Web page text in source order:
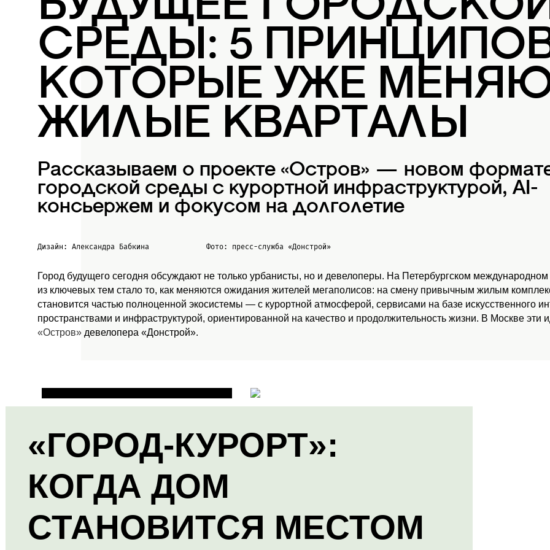
СРЕДЫ: 5
КОТОРЫЕ УЖЕ
ЖИЛЫЕ КВАРТАЛЫ
Рассказываем о проекте «Остров» — новом
городской среды с курортной инфраструктурой, AI-
консьержем и фокусом на долголетие
Дизайн: Александра Бабкина Фото: пресс-служба «Донстрой»
Город будущего сегодня обсуждают не только урбанисты, но и девелоперы. На Петербургском
из ключевых тем стало то, как меняются ожидания жителей мегаполисов: на смену привычным жилым
становится частью полноценной экосистемы — с курортной атмосферой, сервисами на базе искусственного
пространствами и инфраструктурой, ориентированной на качество и продолжительность жизни. В Москве
«Остров» девелопера «Донстрой».
«ГОРОД-КУРОРТ»:
КОГДА ДОМ
СТАНОВИТСЯ МЕСТОМ